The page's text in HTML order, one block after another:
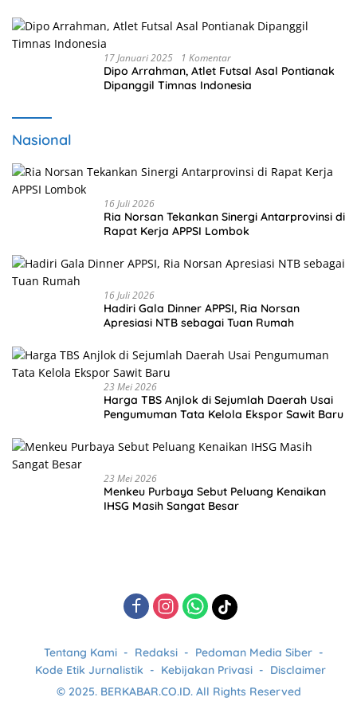
17 Januari 2025 1 Komentar
Dipo Arrahman, Atlet Futsal Asal Pontianak
Dipanggil Timnas Indonesia
Nasional
16 Juli 2026
Ria Norsan Tekankan Sinergi Antarprovinsi di
Rapat Kerja APPSI Lombok
16 Juli 2026
Hadiri Gala Dinner APPSI, Ria Norsan
Apresiasi NTB sebagai Tuan Rumah
23 Mei 2026
Harga TBS Anjlok di Sejumlah Daerah Usai
Pengumuman Tata Kelola Ekspor Sawit Baru
23 Mei 2026
Menkeu Purbaya Sebut Peluang Kenaikan
IHSG Masih Sangat Besar
Tentang Kami Redaksi
Pedoman Media Siber
Kode Etik Jurnalistik
Kebijakan Privasi
Disclaimer
© 2025. BERKABAR.CO.ID. All Rights Reserved